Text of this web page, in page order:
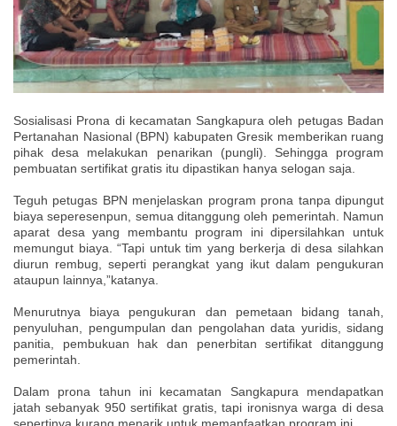
Sosialisasi Prona di kecamatan Sangkapura oleh petugas Badan
Pertanahan Nasional (BPN) kabupaten Gresik memberikan ruang
pihak desa melakukan penarikan (pungli). Sehingga program
pembuatan sertifikat gratis itu dipastikan hanya selogan saja.
Teguh petugas BPN menjelaskan program prona tanpa dipungut
biaya seperesenpun, semua ditanggung oleh pemerintah. Namun
aparat desa yang membantu program ini dipersilahkan untuk
memungut biaya. “Tapi untuk tim yang berkerja di desa silahkan
diurun rembug, seperti perangkat yang ikut dalam pengukuran
ataupun lainnya,”katanya.
Menurutnya biaya pengukuran dan pemetaan bidang tanah,
penyuluhan, pengumpulan dan pengolahan data yuridis, sidang
panitia, pembukuan hak dan penerbitan sertifikat ditanggung
pemerintah.
Dalam prona tahun ini kecamatan Sangkapura mendapatkan
jatah sebanyak 950 sertifikat gratis, tapi ironisnya warga di desa
sepertinya kurang menarik untuk memanfaatkan program ini.